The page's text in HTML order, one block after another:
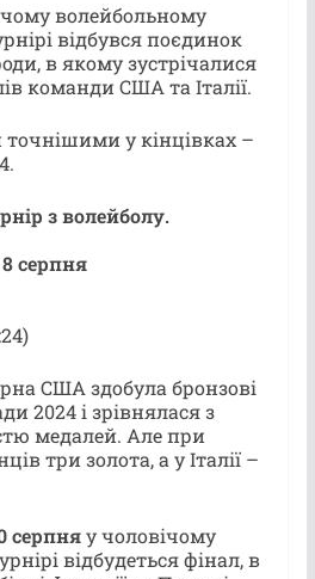
волейбольному
відбувся поєдинок
в якому зустрічалися
команди США та Італії.
у кінцівках –
з волейболу.
серпня
США здобула бронзові
2024 і зрівнялася з
медалей. Але при
три золота, а у Італії –
серпняу чоловічому
відбудеться фінал, в